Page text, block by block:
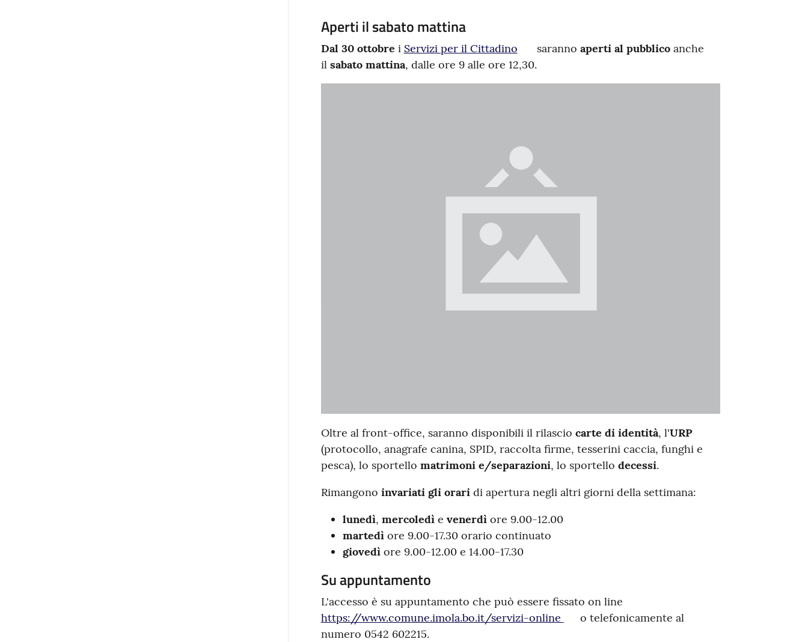
Contenuto
Aperti il sabato mattina
Dal 30 ottobre i Servizi per il Cittadino saranno aperti al pubblicoanche
il sabato mattina, dalle ore 9 alle ore 12,30.
Oltre al front-office, saranno disponibili il rilascio carte di identità, l'URP
(protocollo, anagrafe canina, SPID, raccolta firme, tesserini caccia, funghi e
pesca), lo sportello matrimoni e/separazioni, lo sportello decessi.
Rimangono invariati gli oraridi apertura negli altri giorni della settimana:
lunedì, mercoledìe venerdìore 9.00-12.00
martedìore 9.00-17.30 orario continuato
giovedìore 9.00-12.00 e 14.00-17.30
Su appuntamento
L'accesso è su appuntamento che può essere fissato on line
https://www.comune.imola.bo.it/servizi-online
o telefonicamente al
numero 0542 602215.